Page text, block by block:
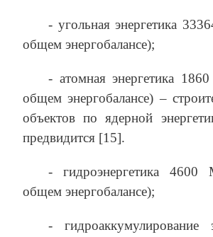
- угольная энергетика
общем энергобалансе);
- атомная энергетика
общем энергобалансе) –
объектов по ядерной
предвидится [15].
- гидроэнергетика
общем энергобалансе);
- гидроаккумулирование